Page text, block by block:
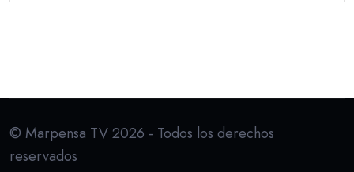
© Marpensa TV 2026 - Todos los derechos
reservados